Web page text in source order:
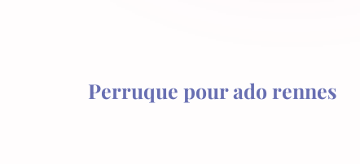
Perruque pour ado rennes